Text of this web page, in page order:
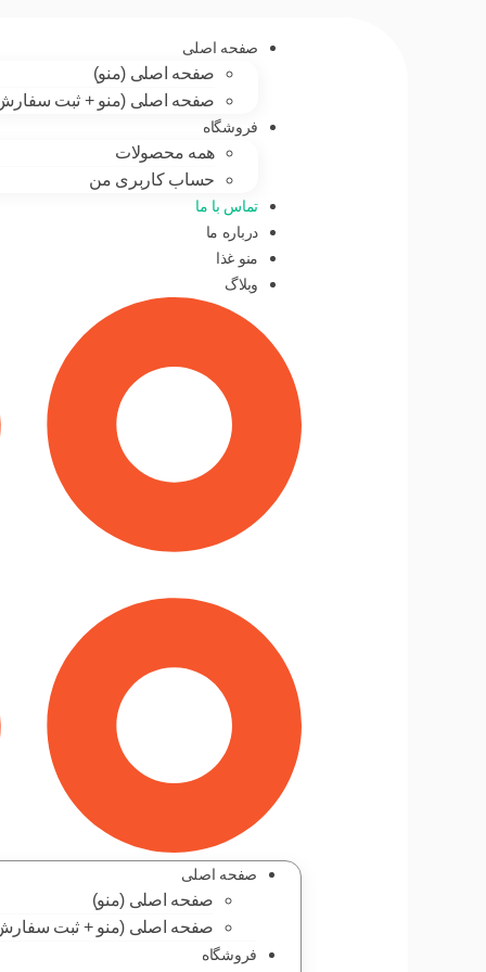
صفحه اصلی
صفحه اصلی (منو)
صفحه اصلی (منو + ثبت
فروشگاه
همه محصولات
حساب کاربری من
تماس با ما
درباره ما
منو غذا
وبلاگ
صفحه اصلی
صفحه اصلی (منو)
صفحه اصلی (منو + ثبت
فروشگاه